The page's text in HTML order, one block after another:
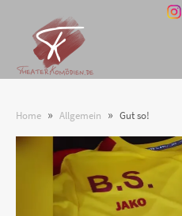
Home » Allgemein » Gut so!